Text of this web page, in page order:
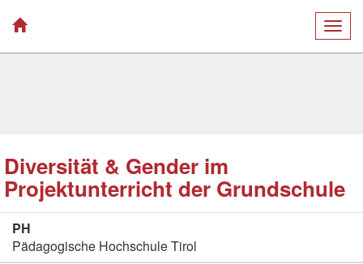
Diversität & Gender im
Projektunterricht der Grundschule
PH
Pädagogische Hochschule Tirol